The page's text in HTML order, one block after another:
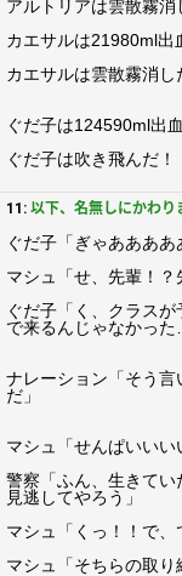
アルトリアは雲散霧消
カエサルは21980ml出
カエサルは雲散霧消し
ぐだ子は124590ml出
ぐだ子は吹き飛んだ！
11: 以下、名無しにかわ
ぐだ子「ぎゃああああ
マシュ「せ、先輩！？
ぐだ子「く、クラス
で来るんじゃなかった
ナレーション「そう
だ」
マシュ「せんぱいいい
警察「ふん、生きて
見逃してやろう」
マシュ「くっ！！で、
マシュ「そちらの取り